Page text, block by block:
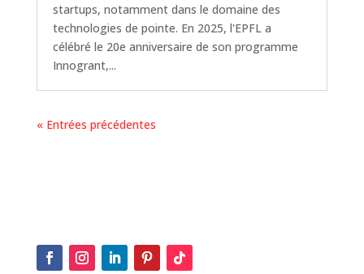
startups, notamment dans le domaine des
technologies de pointe. En 2025, l'EPFL a
célébré le 20e anniversaire de son programme
Innogrant,...
« Entrées précédentes